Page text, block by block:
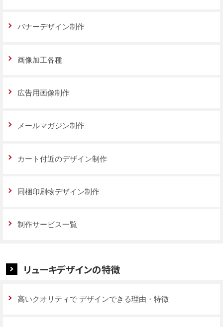
バナーデザイン制作
画像加工各種
広告用画像制作
メールマガジン制作
カート付近のデザイン制作
同梱印刷物デザイン制作
制作サービス一覧
リューキデザインの特徴
高いクオリティで デザインできる理由・特徴